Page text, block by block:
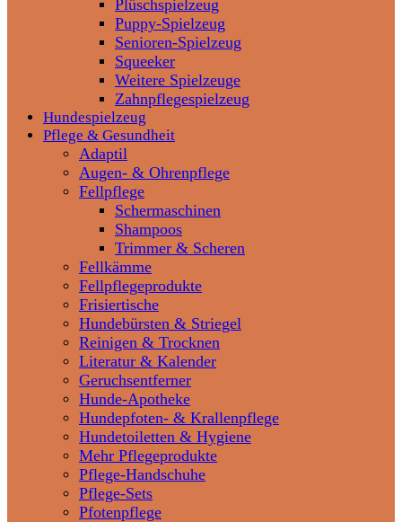
Plüschspielzeug
Puppy-Spielzeug
Senioren-Spielzeug
Squeeker
Weitere Spielzeuge
Zahnpflegespielzeug
Hundespielzeug
Pflege & Gesundheit
Adaptil
Augen- & Ohrenpflege
Fellpflege
Schermaschinen
Shampoos
Trimmer & Scheren
Fellkämme
Fellpflegeprodukte
Frisiertische
Hundebürsten & Striegel
Reinigen & Trocknen
Literatur & Kalender
Geruchsentferner
Hunde-Apotheke
Hundepfoten- & Krallenpflege
Hundetoiletten & Hygiene
Mehr Pflegeprodukte
Pflege-Handschuhe
Pflege-Sets
Pfotenpflege